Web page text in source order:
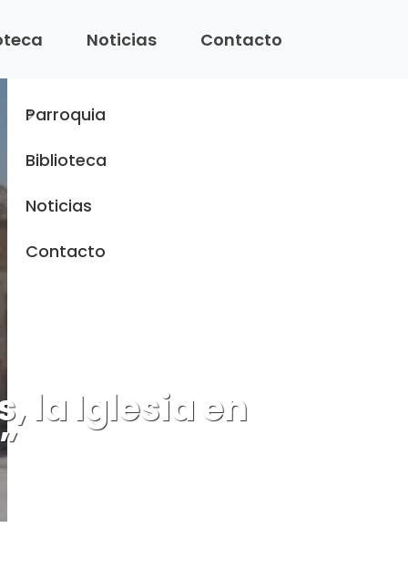
Noticias Contacto
la Iglesia en
Parroquia
Biblioteca
Noticias
Contacto